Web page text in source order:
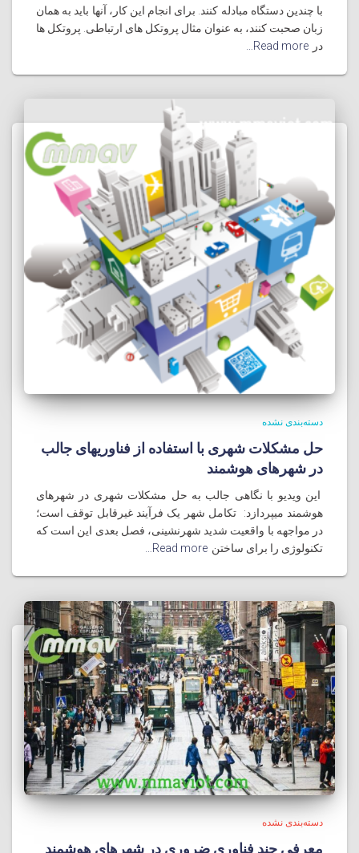
با چندین دستگاه مبادله کنند. برای انجام این کار، آنها باید به همان
زبان صحبت کنند، به عنوان مثال پروتکل های ارتباطی. پروتکل ها
در Read more…
دسته‌بندی نشده
حل مشکلات شهری با استفاده از فناوریهای جالب
در شهرهای هوشمند
این ویدیو با نگاهی جالب به حل مشکلات شهری در شهرهای
هوشمند میپردازد: تکامل شهر یک فرآیند غیرقابل توقف است؛
در مواجهه با واقعیت شدید شهرنشینی، فصل بعدی این است که
تکنولوژی را برای ساختن Read more…
دسته‌بندی نشده
معرفی چند فناوری ضروری در شهرهای هوشمند